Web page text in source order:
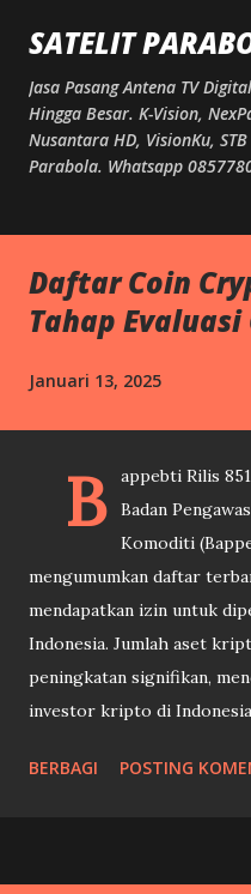
Langsung
SATELIT
Jasa Pasang Antena TV
Hingga Besar. K-Vision,
Nusantara HD, VisionKu,
Parabola. Whatsapp
Daftar Coin
Tahap Evaluasi
Januari 13, 2025
B
appebti Rilis
Badan
Komoditi
mengumumkan daftar
mendapatkan izin untuk
Indonesia. Jumlah aset
peningkatan signifikan,
investor kripto di
legal, investor kini memiliki
BERBAGI POSTING